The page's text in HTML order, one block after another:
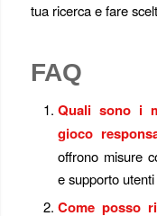
tua ricerca e fare
FAQ
Quali sono i
gioco
offrono misure
e supporto
Come posso